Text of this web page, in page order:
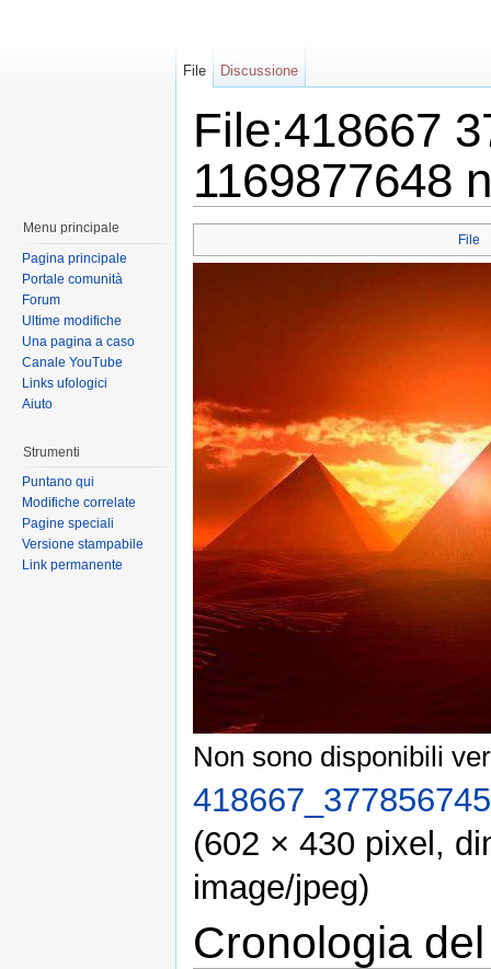
File:418667
1169877648
File
Non sono disponibili
(602 × 430 pixel,
image/jpeg)
Cronologia
File Discussione
Menu principale
Pagina principale
Portale comunità
Forum
Ultime modifiche
Una pagina a caso
Canale YouTube
Links ufologici
Aiuto
Strumenti
Puntano qui
Modifiche correlate
Pagine speciali
Versione stampabile
Link permanente